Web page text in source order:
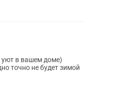
уют в вашем доме)
точно не будет зимой